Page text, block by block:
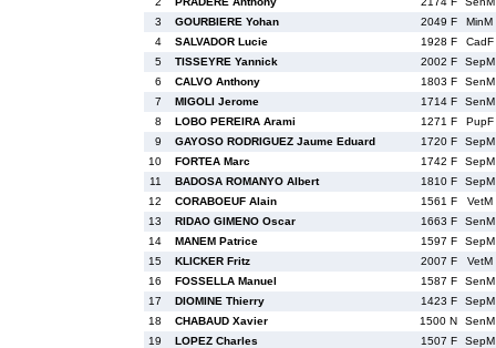
3
GOURBIERE Yohan 2049 F
MinM
4
SALVADOR Lucie 1928 F
CadF
5
TISSEYRE Yannick 2002 F
SepM
6
CALVO Anthony 1803 F
SenM
7
MIGOLI Jerome 1714 F
SenM
8
LOBO PEREIRA Arami 1271 F
PupF
9
GAYOSO RODRIGUEZ Jaume Eduard 1720 F
SepM
10
FORTEA Marc 1742 F
SepM
11
BADOSA ROMANYO Albert 1810 F
SepM
12
CORABOEUF Alain 1561 F
VetM
13
RIDAO GIMENO Oscar 1663 F
SenM
14
MANEM Patrice 1597 F
SepM
15
KLICKER Fritz 2007 F
VetM
16
FOSSELLA Manuel 1587 F
SenM
17
DIOMINE Thierry 1423 F
SepM
18
CHABAUD Xavier 1500 N
SenM
19
LOPEZ Charles 1507 F
SepM